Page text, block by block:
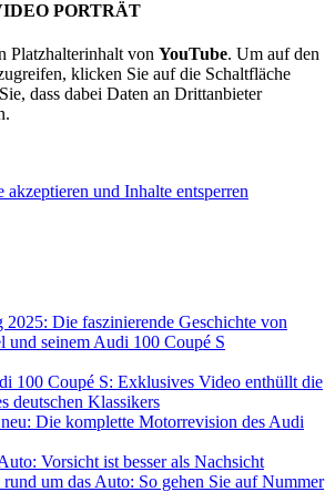
PORTRÄT
Platzhalterinhalt von YouTube. Um auf den
klicken Sie auf die Schaltfläche
dass dabei Daten an Drittanbieter
und Inhalte entsperren
2025: Die faszinierende Geschichte von
und seinem Audi 100 Coupé S
100 Coupé S: Exklusives Video enthüllt die
deutschen Klassikers
Die komplette Motorrevision des Audi
Vorsicht ist besser als Nachsicht
rund um das Auto: So gehen Sie auf Nummer